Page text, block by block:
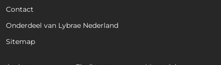
Contact
Onderdeel van Lybrae Nederland
Sitemap
Telefoon